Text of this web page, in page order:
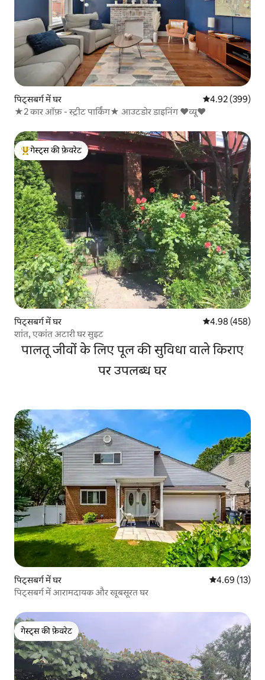
पिट्सबर्ग में घर औसत रेटिंग 5 में से
4.92 (399)
★2 कार ऑफ़ - स्ट्रीट पार्किंग★ आउटडोर डाइनिंग ♥व्यू♥
गेस्ट्स का टॉप फ़ेवरेट
गेस्ट्स की फ़ेवरेट
पिट्सबर्ग में घर औसत रेटिंग 5 में से
4.98 (458)
शांत, एकांत अटारी घर सुइट
पालतू जीवों के लिए पूल की सुविधा वाले किराए
पर उपलब्ध घर
पिट्सबर्ग में घर औसत रेटिंग 5 में
4.69 (13)
पिट्सबर्ग में आरामदायक और खूबसूरत घर
गेस्ट्स की फ़ेवरेट
गेस्ट्स की फ़ेवरेट